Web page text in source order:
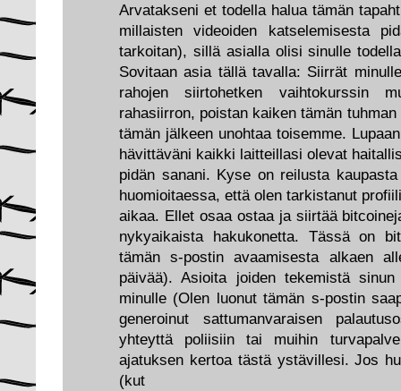
Arvatakseni et todella halua tämän
millaisten videoiden katselemisesta
tarkoitan), sillä asialla olisi sinulle
Sovitaan asia tällä tavalla: Siirrät
rahojen siirtohetken vaihtokurssin
rahasiirron, poistan kaiken tämän
tämän jälkeen unohtaa toisemme.
hävittäväni kaikki laitteillasi olevat
pidän sanani. Kyse on reilusta
huomioitaessa, että olen tarkistanut
aikaa. Ellet osaa ostaa ja siirtää
nykyaikaista hakukonetta. Tässä on
tämän s-postin avaamisesta alkaen
päivää). Asioita joiden tekemistä
minulle (Olen luonut tämän s-postin
generoinut sattumanvaraisen
yhteyttä poliisiin tai muihin
ajatuksen kertoa tästä ystävillesi. Jos
(kut